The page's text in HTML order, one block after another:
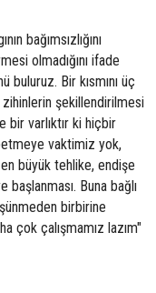
bağımsızlığını
olmadığını ifade
buluruz. Bir kısmını üç
zihinlerin şekillendirilmesi
bir varlıktır ki hiçbir
vaktimiz yok,
büyük tehlike, endişe
Buna bağlı
birbirine
çok çalışmamız lazım"